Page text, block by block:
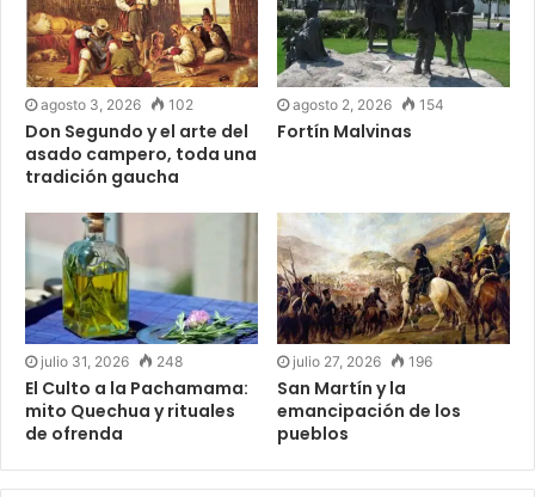
agosto 3, 2026 102
Don Segundo y el arte del
asado campero, toda una
tradición gaucha
agosto 2, 2026 154
Fortín Malvinas
julio 31, 2026 248
El Culto a la Pachamama:
mito Quechua y rituales
de ofrenda
julio 27, 2026 196
San Martín y la
emancipación de los
pueblos